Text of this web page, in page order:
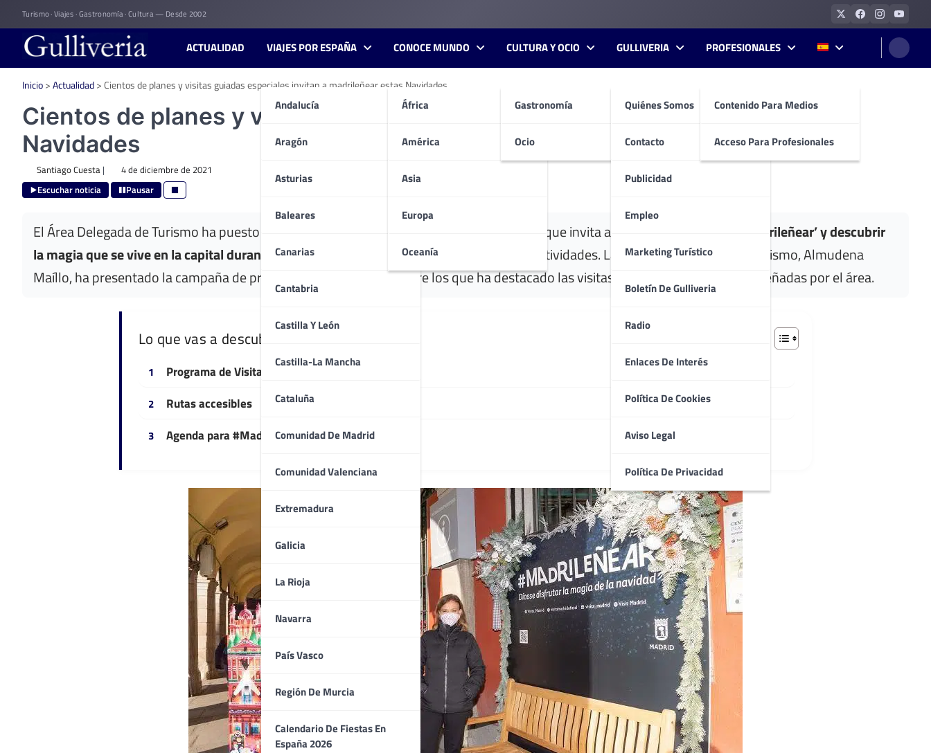
to
content
Turismo · Viajes · Gastronomía · Cultura — Desde 2002
ACTUALIDAD VIAJES POR ESPAÑA
Andalucía
Aragón
Asturias
Baleares
Canarias
Cantabria
Castilla Y León
Castilla-La Mancha
Cataluña
Comunidad De Madrid
Comunidad Valenciana
Extremadura
Galicia
La Rioja
Navarra
País Vasco
Región De Murcia
Calendario De Fiestas En
España 2026
CONOCE MUNDO
África
América
Asia
Europa
Oceanía
CULTURA Y OCIO
Gastronomía
Ocio
GULLIVERIA
Quiénes Somos
Contacto
Publicidad
Empleo
Marketing Turístico
Boletín De Gulliveria
Radio
Enlaces De Interés
Política De Cookies
Aviso Legal
Política De Privacidad
PROFESIONALES
Contenido Para Medios
Acceso Para Profesionales
Inicio>Actualidad>Cientos de planes y visitas guiadas especiales invitan a madrileñear estas Navidades
Cientos de planes y visitas guiadas especiales invitan a madrileñear estas
Navidades
Santiago Cuesta| 4 de diciembre de 2021
Escuchar noticia Pausar
El Área Delegada de Turismo ha puesto en marcha una campaña nacional de promoción que invita a visitantes y vecinos a
‘madrileñear’ y descubrir
la magia que se vive en la capital durante la Navidad
, a través de su amplia agenda de actividades. La concejala delegada de Turismo, Almudena
Maíllo, ha presentado la campaña de promoción de los planes, entre los que ha destacado las visitas especiales de Navidad diseñadas por el área.
Lo que vas a descubrir
Programa de Visitas Guiadas de Navidad
Rutas accesibles
Agenda para #Madrileñear